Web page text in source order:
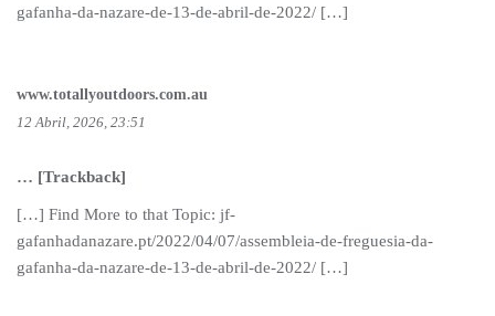
gafanha-da-nazare-de-13-de-abril-de-2022/ […]
www.totallyoutdoors.com.au
12 Abril, 2026, 23:51
… [Trackback]
[…] Find More to that Topic: jf-
gafanhadanazare.pt/2022/04/07/assembleia-de-freguesia-da-
gafanha-da-nazare-de-13-de-abril-de-2022/ […]